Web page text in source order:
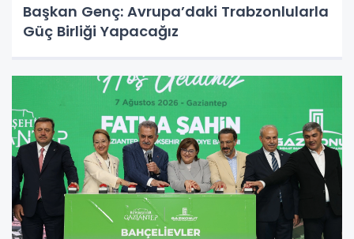
Başkan Genç: Avrupa’daki Trabzonlularla
Güç Birliği Yapacağız